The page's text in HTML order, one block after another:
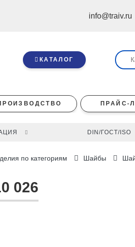
info@traiv.ru
КАТАЛОГ
ПРАЙС-
DIN/ГОСТ/ISO
по категориям Шайбы
026